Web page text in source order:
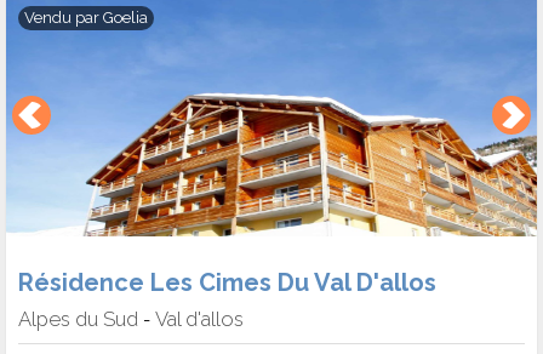
Vendu par Goelia
Résidence Les Cimes Du Val D'allos
Alpes du Sud - Val d'allos